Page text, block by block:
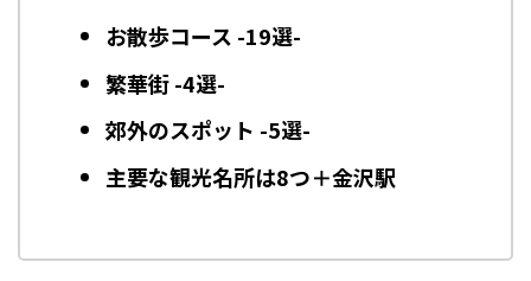
お散歩コース -19選-
繁華街 -4選-
郊外のスポット -5選-
主要な観光名所は8つ＋金沢駅